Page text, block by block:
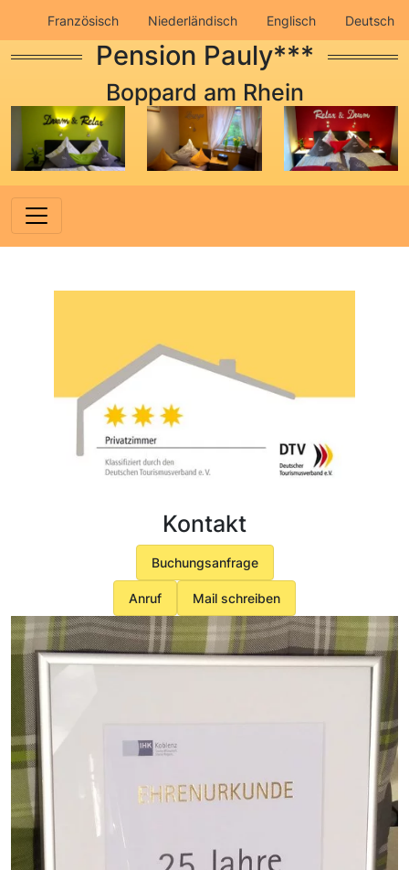
Französisch Niederländisch Englisch Deutsch
Impressum Datenschutz
Pension Pauly***
Boppard am Rhein
Kontakt
Buchungsanfrage
Anruf Mail schreiben